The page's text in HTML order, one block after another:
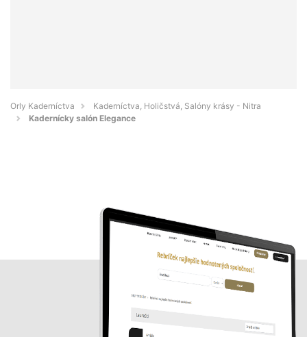
Orly Kaderníctva
Kaderníctva, Holičstvá, Salóny krásy - Nitra
Kadernícky salón Elegance